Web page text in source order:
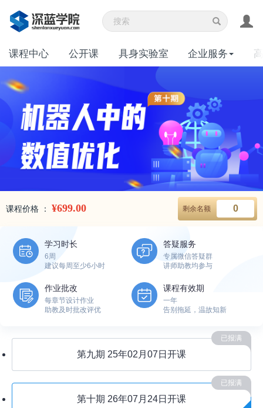
课程中心 公开课 具身实验室 企业服务
课程价格 ： ¥699.00 剩余名额 0
学习时长
6周
建议每周至少6小时
答疑服务
专属微信答疑群
讲师助教均参与
作业批改
每章节设计作业
助教及时批改评优
课程有效期
一年
告别拖延，温故知新
第九期 25年02月07日开课
已报满
第十期 26年07月24日开课
已报满